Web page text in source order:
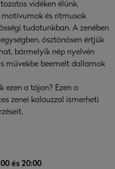
vidéken élünk,
motívumok és ritmusok
tudatunkban. A zenében
ösztönösen értjük
bármelyik nép nyelvén
művekbe beemelt dallamok
ezen a tájon? Ezen a
zenei kalauzzal ismerheti
és 20:00